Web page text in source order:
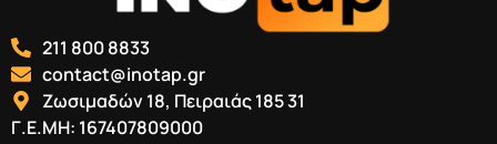
211 800 8833
contact@inotap.gr
Ζωσιμαδών 18, Πειραιάς 185 31
Γ.Ε.ΜΗ: 167407809000